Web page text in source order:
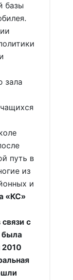
базы
зала
путь в
из
и
«КС»
с
была
2010